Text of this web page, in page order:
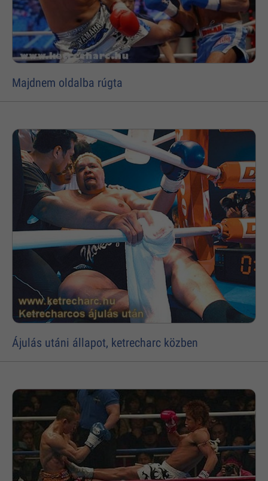
Majdnem oldalba rúgta
Ájulás utáni állapot, ketrecharc közben